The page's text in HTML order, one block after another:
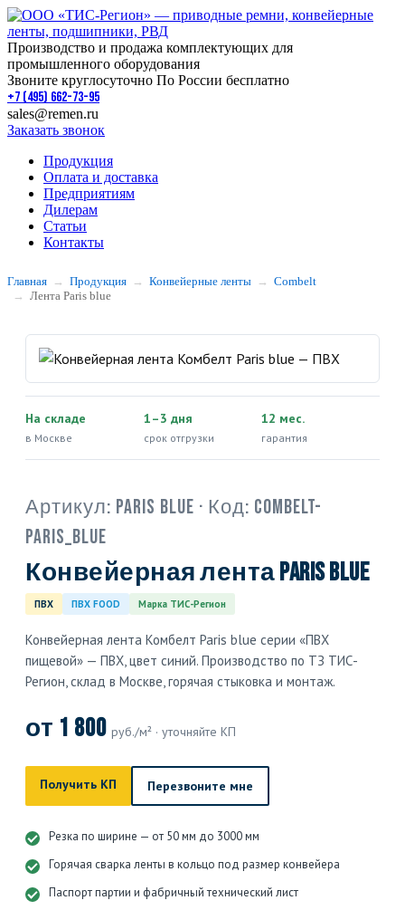
Производство и продажа комплектующих для
промышленного оборудования
Звоните круглосуточно По России бесплатно
+7 (495) 662-73-95
sales@remen.ru
Заказать звонок
Продукция
Оплата и доставка
Предприятиям
Дилерам
Статьи
Контакты
Главная Продукция Конвейерные ленты
Combelt
Лента Paris blue
На складе
в Москве
1–3 дня
срок отгрузки
12 мес.
гарантия
Артикул: Paris blue · Код: COMBELT-
PARIS_BLUE
Конвейерная лента Paris blue
ПВХ ПВХ FOOD Марка ТИС-Регион
Конвейерная лента Комбелт Paris blue серии «ПВХ
пищевой» — ПВХ, цвет синий. Производство по ТЗ ТИС-
Регион, склад в Москве, горячая стыковка и монтаж.
от 1 800 руб./м² · уточняйте КП
Получить КП Перезвоните мне
Резка по ширине — от 50 мм до 3000 мм
Горячая сварка ленты в кольцо под размер конвейера
Паспорт партии и фабричный технический лист